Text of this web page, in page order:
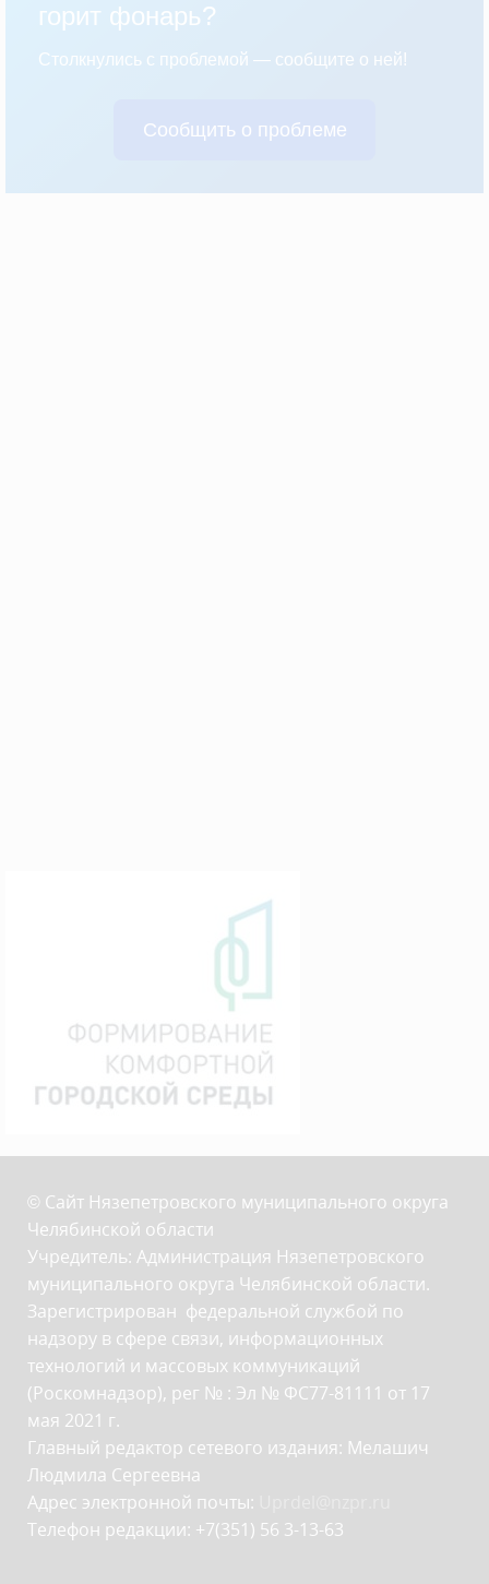
горит фонарь?
Столкнулись с проблемой — сообщите о ней!
Сообщить о проблеме
© Сайт Нязепетровского муниципального округа
Челябинской области
Учредитель: Администрация Нязепетровского
муниципального округа Челябинской области.
Зарегистрирован федеральной службой по
надзору в сфере связи, информационных
технологий и массовых коммуникаций
(Роскомнадзор), рег № : Эл № ФС77-81111 от 17
мая 2021 г.
Главный редактор сетевого издания: Мелашич
Людмила Сергеевна
Адрес электронной почты:
Телефон редакции: +7(351) 56 3-13-63